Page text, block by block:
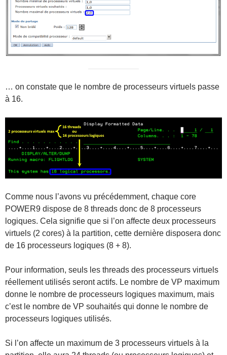
… on constate que le nombre de processeurs virtuels passe
à 16.
Comme nous l’avons vu précédemment, chaque core
POWER9 dispose de 8 threads donc de 8 processeurs
logiques. Cela signifie que si l’on affecte deux processeurs
virtuels (2 cores) à la partition, cette dernière disposera donc
de 16 processeurs logiques (8 + 8).
Pour information, seuls les threads des processeurs virtuels
réellement utilisés seront actifs. Le nombre de VP maximum
donne le nombre de processeurs logiques maximum, mais
c’est le nombre de VP souhaités qui donne le nombre de
processeurs logiques utilisés.
Si l’on affecte un maximum de 3 processeurs virtuels à la